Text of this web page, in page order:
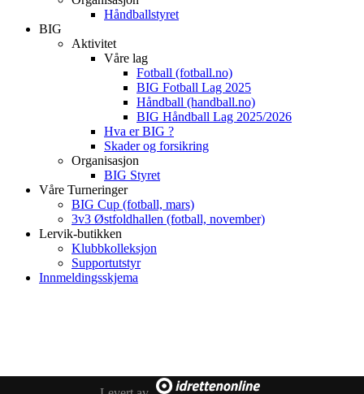
Håndballstyret
BIG
Aktivitet
Våre lag
Fotball (fotball.no)
BIG Fotball Lag 2025
Håndball (handball.no)
BIG Håndball Lag 2025/2026
Hva er BIG ?
Skader og forsikring
Organisasjon
BIG Styret
Våre Turneringer
BIG Cup (fotball, mars)
3v3 Østfoldhallen (fotball, november)
Lervik-butikken
Klubbkolleksjon
Supportutstyr
Innmeldingsskjema